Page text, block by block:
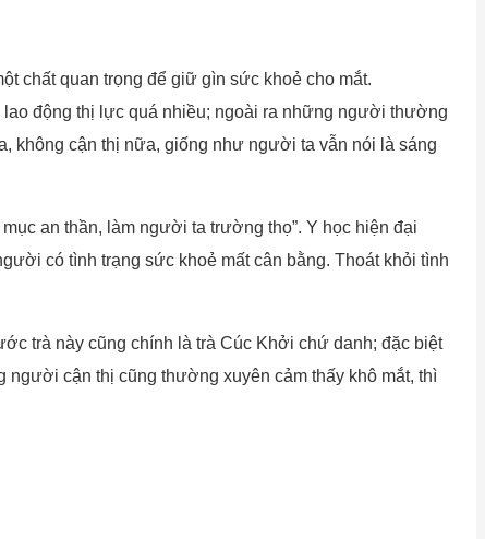
chất quan trọng để giữ gìn sức khoẻ cho mắt.
động thị lực quá nhiều; ngoài ra những người thường
không cận thị nữa, giống như người ta vẫn nói là sáng
an thần, làm người ta trường thọ”. Y học hiện đại
có tình trạng sức khoẻ mất cân bằng. Thoát khỏi tình
trà này cũng chính là trà Cúc Khởi chứ danh; đặc biệt
người cận thị cũng thường xuyên cảm thấy khô mắt, thì